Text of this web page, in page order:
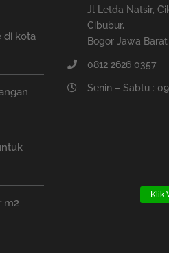
di kota
m2
Jl Letda Natsir,
Cibubur,
Bogor Jawa Barat
0812 2626 0357
Senin – Sabtu :
Klik